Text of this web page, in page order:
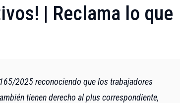
| Reclama lo que
2025 reconociendo que los trabajadores
tienen derecho al plus correspondiente,